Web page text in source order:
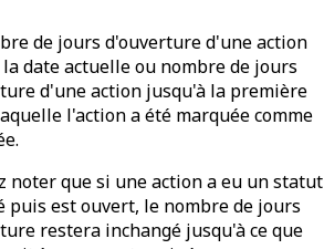
de jours d'ouverture d'une action
date actuelle ou nombre de jours
d'une action jusqu'à la première
l'action a été marquée comme
noter que si une action a eu un statut
puis est ouvert, le nombre de jours
restera inchangé jusqu'à ce que